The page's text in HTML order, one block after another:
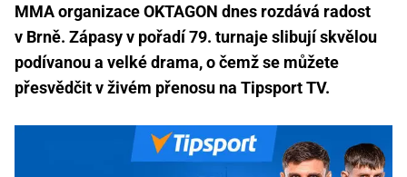
MMA organizace OKTAGON dnes rozdává radost
v Brně. Zápasy v pořadí 79. turnaje slibují skvělou
podívanou a velké drama, o čemž se můžete
přesvědčit v živém přenosu na Tipsport TV.